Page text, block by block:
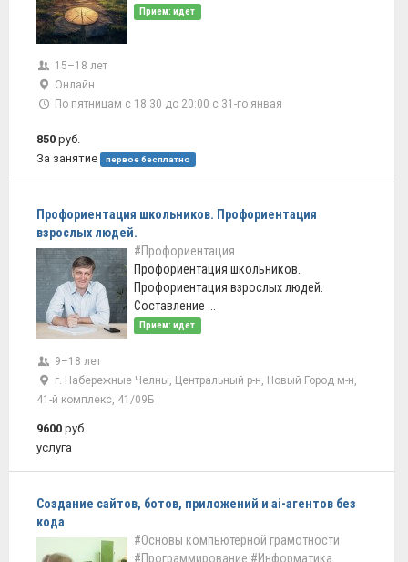
Прием: идет
15–18 лет
Онлайн
По пятницам с 18:30 до 20:00 с 31-го янвая
850 руб.
За занятие
первое бесплатно
Профориентация школьников. Профориентация
взрослых людей.
#Профориентация
Профориентация школьников.
Профориентация взрослых людей.
Составление ...
Прием: идет
9–18 лет
г. Набережные Челны, Центральный р-н, Новый Город м-н,
41-й комплекс, 41/09Б
9600 руб.
услуга
Создание сайтов, ботов, приложений и ai-агентов без
кода
#Основы компьютерной грамотности
#Программирование #Информатика